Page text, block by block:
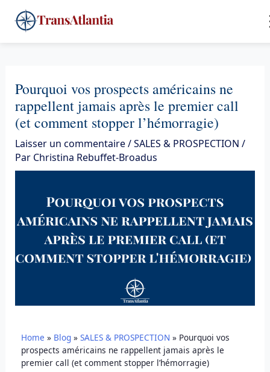
au
contenu
Pourquoi vos prospects américains ne
rappellent jamais après le premier call
(et comment stopper l’hémorragie)
Laisser un commentaire/SALES & PROSPECTION /
Par Christina Rebuffet-Broadus
Home » Blog» SALES & PROSPECTION » Pourquoi vos
prospects américains ne rappellent jamais après le
premier call (et comment stopper l’hémorragie)